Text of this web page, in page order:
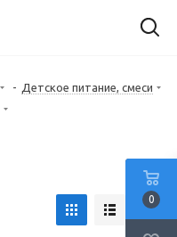
- Детское питание, смеси
0